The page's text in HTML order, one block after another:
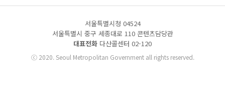
서울특별시청 04524
서울특별시 중구 세종대로 110 콘텐츠담당관
대표전화 다산콜센터 02-120
ⓒ2020. Seoul Metropolitan Government all rights reserved.